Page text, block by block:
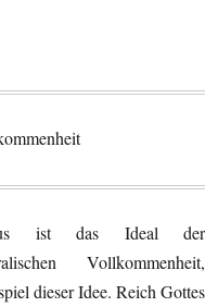
ist das Ideal der
Vollkommenheit,
dieser Idee. Reich Gottes